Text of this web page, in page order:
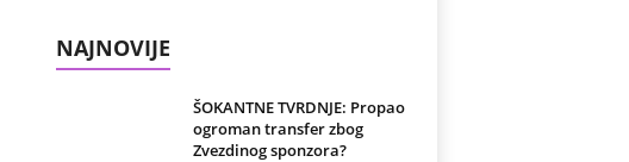
NAJNOVIJE
ŠOKANTNE TVRDNJE: Propao
ogroman transfer zbog
Zvezdinog sponzora?